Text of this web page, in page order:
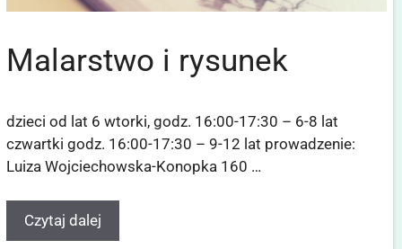
Malarstwo i rysunek
dzieci od lat 6 wtorki, godz. 16:00-17:30 – 6-8 lat
czwartki godz. 16:00-17:30 – 9-12 lat prowadzenie:
Luiza Wojciechowska-Konopka 160 …
Czytaj dalej